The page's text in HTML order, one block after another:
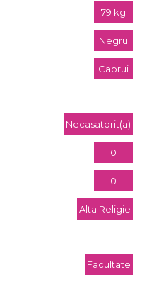
79 kg
Negru
Caprui
Necasatorit(a)
0
0
Alta Religie
Facultate